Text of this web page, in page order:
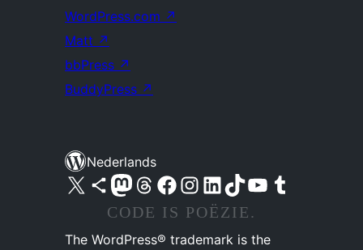
WordPress.com ↗
Matt ↗
bbPress ↗
BuddyPress ↗
Nederlands
Bezoek ons X (voorheen Twitter) account
Bezoek ons Bluesky account
Bezoek ons Mastodon account
Bezoek ons Threads account
Onze Facebook pagina bezoeken
Bezoek ons Instagram account
Bezoek ons LinkedIn account
Bezoek ons TikTok account
Bezoek ons YouTube kanaalBezoek ons Tumblr account
CODE IS POËZIE.
The WordPress® trademark is the